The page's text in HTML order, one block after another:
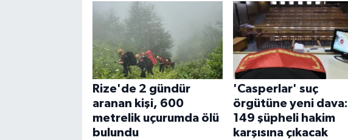
Rize'de 2 gündür
aranan kişi, 600
metrelik uçurumda ölü
bulundu
'Casperlar' suç
örgütüne yeni dava:
149 şüpheli hakim
karşısına çıkacak